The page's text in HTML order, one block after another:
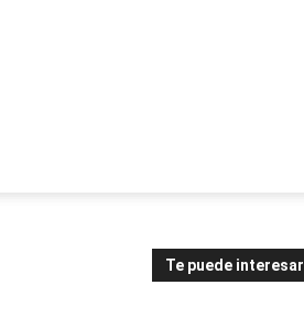
Te puede interesar